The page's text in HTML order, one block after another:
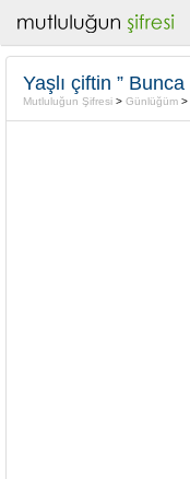
Mutluluğun Şifresi > Günlüğüm >